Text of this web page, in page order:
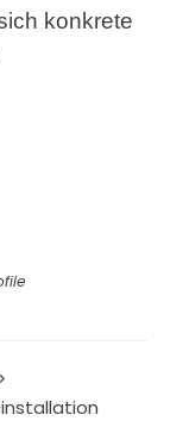
konkrete